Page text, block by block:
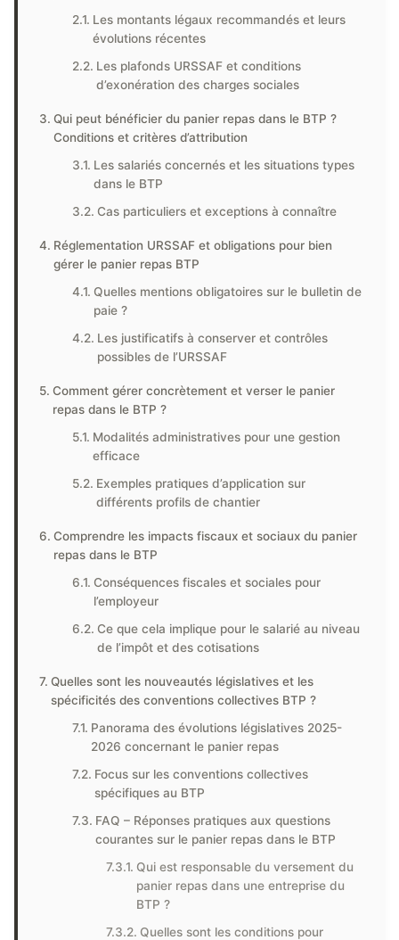
Les montants légaux recommandés et leurs
évolutions récentes
Les plafonds URSSAF et conditions
d’exonération des charges sociales
Qui peut bénéficier du panier repas dans le BTP ?
Conditions et critères d’attribution
Les salariés concernés et les situations types
dans le BTP
Cas particuliers et exceptions à connaître
Réglementation URSSAF et obligations pour bien
gérer le panier repas BTP
Quelles mentions obligatoires sur le bulletin de
paie ?
Les justificatifs à conserver et contrôles
possibles de l’URSSAF
Comment gérer concrètement et verser le panier
repas dans le BTP ?
Modalités administratives pour une gestion
efficace
Exemples pratiques d’application sur
différents profils de chantier
Comprendre les impacts fiscaux et sociaux du panier
repas dans le BTP
Conséquences fiscales et sociales pour
l’employeur
Ce que cela implique pour le salarié au niveau
de l’impôt et des cotisations
Quelles sont les nouveautés législatives et les
spécificités des conventions collectives BTP ?
Panorama des évolutions législatives 2025-
2026 concernant le panier repas
Focus sur les conventions collectives
spécifiques au BTP
FAQ – Réponses pratiques aux questions
courantes sur le panier repas dans le BTP
Qui est responsable du versement du
panier repas dans une entreprise du
BTP ?
Quelles sont les conditions pour